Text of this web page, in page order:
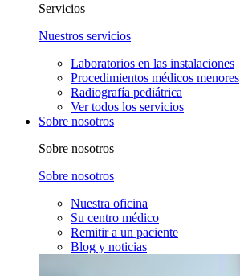
Servicios
Nuestros servicios
Laboratorios en las instalaciones
Procedimientos médicos menores
Radiografía pediátrica
Ver todos los servicios
Sobre nosotros
Sobre nosotros
Sobre nosotros
Nuestra oficina
Su centro médico
Remitir a un paciente
Blog y noticias